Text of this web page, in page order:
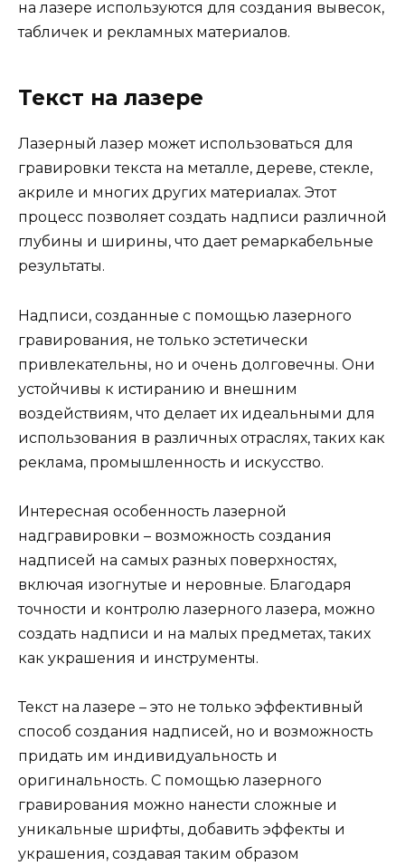
на лазере используются для создания вывесок,
табличек и рекламных материалов.
Текст на лазере
Лазерный лазер может использоваться для
гравировки текста на металле, дереве, стекле,
акриле и многих других материалах. Этот
процесс позволяет создать надписи различной
глубины и ширины, что дает ремаркабельные
результаты.
Надписи, созданные с помощью лазерного
гравирования, не только эстетически
привлекательны, но и очень долговечны. Они
устойчивы к истиранию и внешним
воздействиям, что делает их идеальными для
использования в различных отраслях, таких как
реклама, промышленность и искусство.
Интересная особенность лазерной
надгравировки – возможность создания
надписей на самых разных поверхностях,
включая изогнутые и неровные. Благодаря
точности и контролю лазерного лазера, можно
создать надписи и на малых предметах, таких
как украшения и инструменты.
Текст на лазере – это не только эффективный
способ создания надписей, но и возможность
придать им индивидуальность и
оригинальность. С помощью лазерного
гравирования можно нанести сложные и
уникальные шрифты, добавить эффекты и
украшения, создавая таким образом